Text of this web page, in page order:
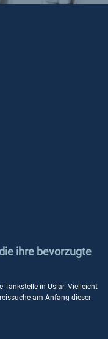
ihre bevorzugte
Tankstelle in Uslar. Vielleicht
am Anfang dieser